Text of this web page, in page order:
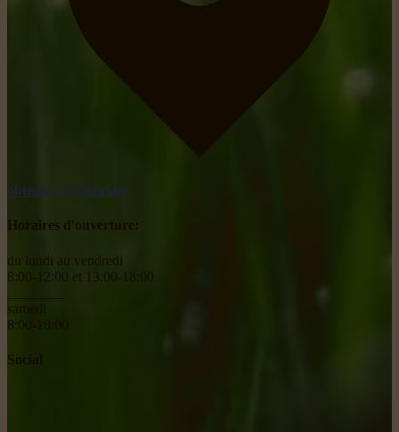
obtenir un itinéraire
Horaires d'ouverture:
du lundi au vendredi
8:00-12:00 et 13:00-18:00
samedi
8:00-18:00
Social